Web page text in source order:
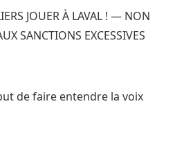
JOUER À LAVAL ! — NON
SANCTIONS EXCESSIVES
de faire entendre la voix